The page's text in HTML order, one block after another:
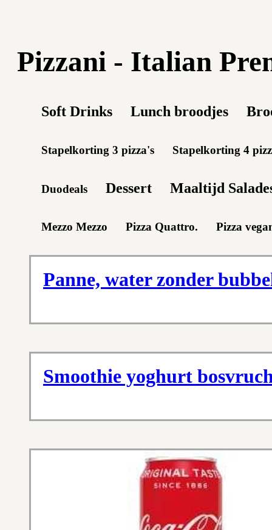
Pizzani - Italian
Soft Drinks Lunch broodjes
Stapelkorting 3 pizza's Stapelkorting 4
Duodeals Dessert Maaltijd
Mezzo Mezzo Pizza Quattro. Pizza
Panne, water zonder
Smoothie yoghurt